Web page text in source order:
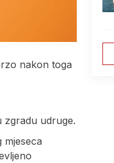
nakon toga
zgradu udruge.
mjeseca